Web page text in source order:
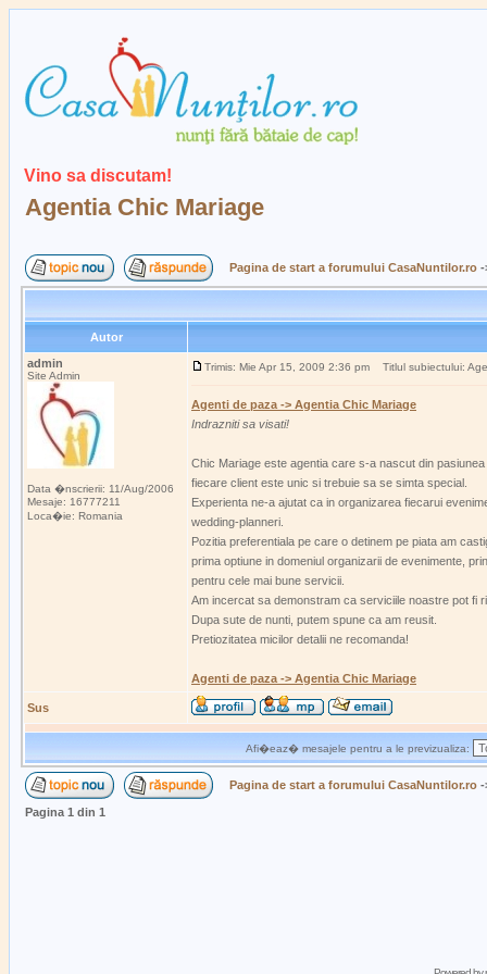
Vino sa discutam!
Agentia Chic Mariage
Pagina de start a forumului CasaNuntilor.ro
Autor
admin
Site Admin
Data �nscrierii: 11/Aug/2006
Mesaje: 16777211
Loca�ie: Romania
Trimis: Mie Apr 15, 2009 2:36 pm Titlul subiectului:
Agenti de paza -> Agentia Chic Mariage
Indrazniti sa visati!
Chic Mariage este agentia care s-a nascut din
fiecare client este unic si trebuie sa se simta special.
Experienta ne-a ajutat ca in organizarea fiecarui
wedding-planneri.
Pozitia preferentiala pe care o detinem pe piata am
prima optiune in domeniul organizarii de evenimente,
pentru cele mai bune servicii.
Am incercat sa demonstram ca serviciile noastre pot fi
Dupa sute de nunti, putem spune ca am reusit.
Pretiozitatea micilor detalii ne recomanda!
Agenti de paza -> Agentia Chic Mariage
Sus
Afi�eaz� mesajele pentru a le previzualiza:
Pagina de start a forumului CasaNuntilor.ro
Pagina 1 din 1